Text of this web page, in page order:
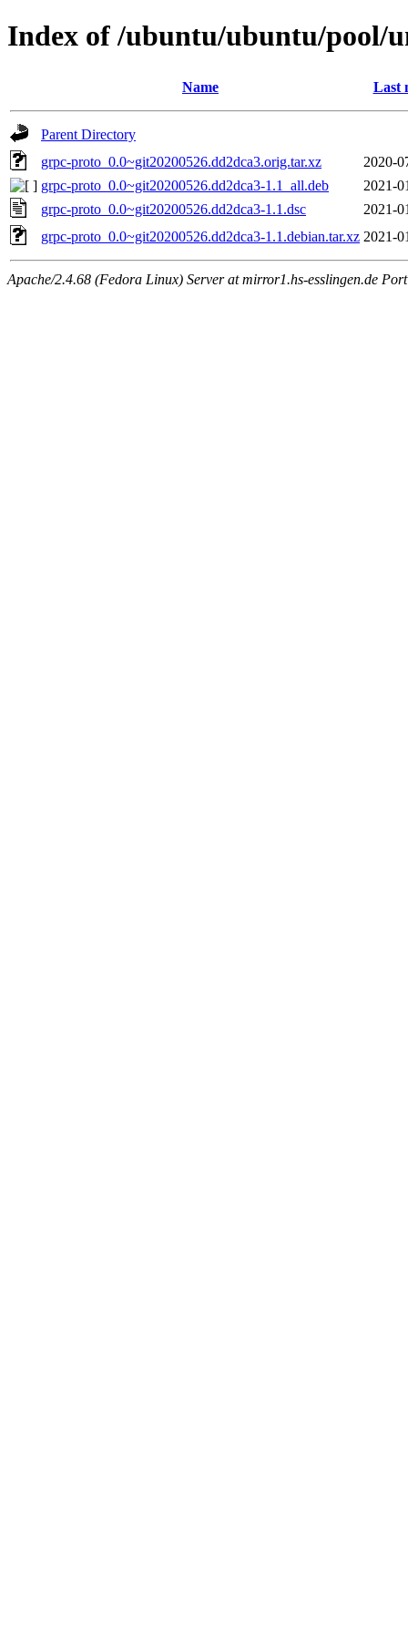
Index of /ubuntu/ubuntu/pool/
Name Last
Parent Directory
grpc-proto_0.0~git20200526.dd2dca3.orig.tar.xz
2020-
grpc-proto_0.0~git20200526.dd2dca3-1.1_all.deb
2021-
grpc-proto_0.0~git20200526.dd2dca3-1.1.dsc
2021-
grpc-proto_0.0~git20200526.dd2dca3-1.1.debian.tar.xz 2021-
Apache/2.4.68 (Fedora Linux) Server at mirror1.hs-esslingen.de